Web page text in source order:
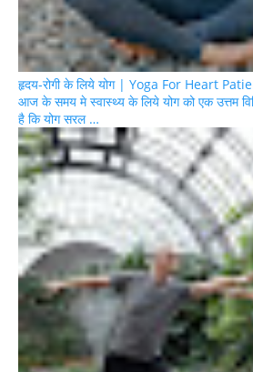
हृदय-रोगी के लिये योग | Yoga For Heart
आज के समय मे स्वास्थ्य के लिये योग को एक उत्तम
है कि योग सरल …